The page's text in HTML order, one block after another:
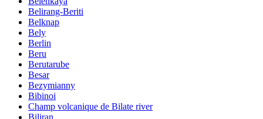
Belirang-Beriti
Belknap
Bely
Berlin
Beru
Berutarube
Besar
Bezymianny
Bibinoi
Champ volcanique de Bilate river
Biliran